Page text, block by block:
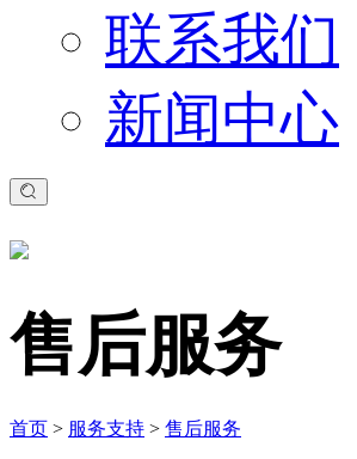
联系我们
新闻中心
售后服务
首页 > 服务支持 > 售后服务